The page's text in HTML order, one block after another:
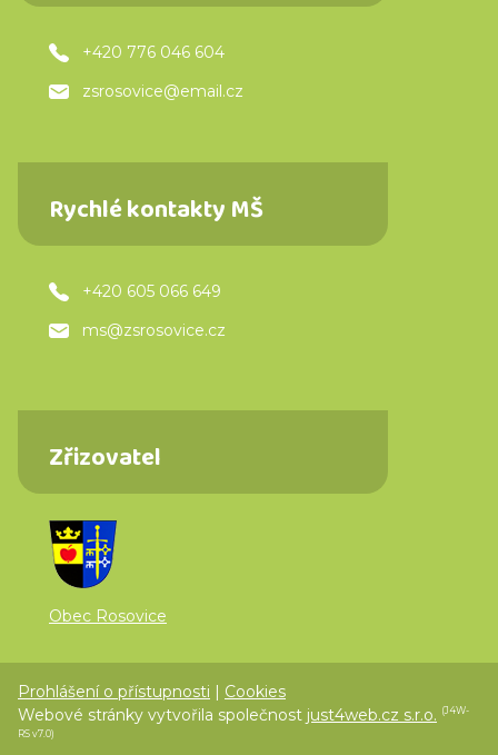
+420 776 046 604
zsrosovice@email.cz
Rychlé kontakty MŠ
+420 605 066 649
ms@zsrosovice.cz
Zřizovatel
Obec Rosovice
Prohlášení o přístupnosti | Cookies
Webové stránky vytvořila společnost just4web.cz s.r.o. (J4W-
RS v7.0)